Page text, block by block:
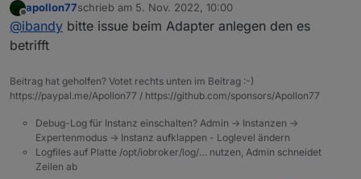
Offline
apollon77schrieb am 5. Nov. 2022, 10:00
zuletzt editiert von
@ibandy bitte issue beim Adapter anlegen den es
betrifft
Beitrag hat geholfen? Votet rechts unten im Beitrag :-)
https://paypal.me/Apollon77 / https://github.com/sponsors/Apollon77
Debug-Log für Instanz einschalten? Admin -> Instanzen ->
Expertenmodus -> Instanz aufklappen - Loglevel ändern
Logfiles auf Platte /opt/iobroker/log/… nutzen, Admin schneidet
Zeilen ab